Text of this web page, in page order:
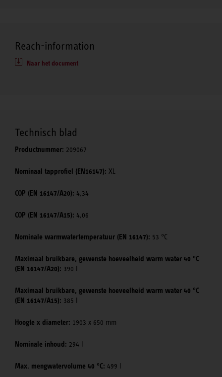
Reach-information
Naar het document
Technisch blad
Productnummer: 209067
Nominaal tapprofiel (EN16147): XL
COP (EN 16147/A20): 4,34
COP (EN 16147/A15): 4,06
Nominale warmwatertemperatuur (EN 16147): 53 °C
Maximaal bruikbare, gewenste hoeveelheid warm water 40 °C
(EN 16147/A20): 390 l
Maximaal bruikbare, gewenste hoeveelheid warm water 40 °C
(EN 16147/A15): 385 l
Hoogte x diameter: 1903 x 650 mm
Nominale inhoud: 294 l
Max. mengwatervolume 40 °C: 499 l